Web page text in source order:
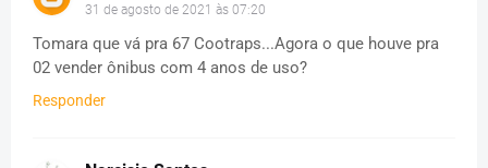
31 de agosto de 2021 às 07:20
Tomara que vá pra 67 Cootraps...Agora o que houve pra
02 vender ônibus com 4 anos de uso?
Responder